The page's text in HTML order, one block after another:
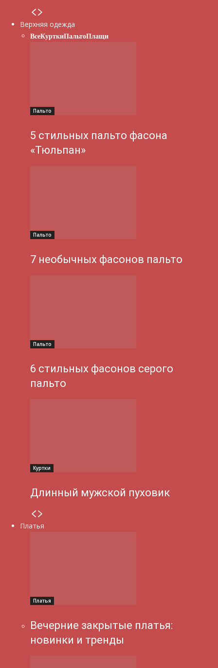
Верхняя одежда
ВсеКурткиПальтоПлащи
Пальто
5 стильных пальто фасона
«Тюльпан»
Пальто
7 необычных фасонов пальто
Пальто
6 стильных фасонов серого
пальто
Куртки
Длинный мужской пуховик
Платья
Платья
Вечерние закрытые платья:
новинки и тренды